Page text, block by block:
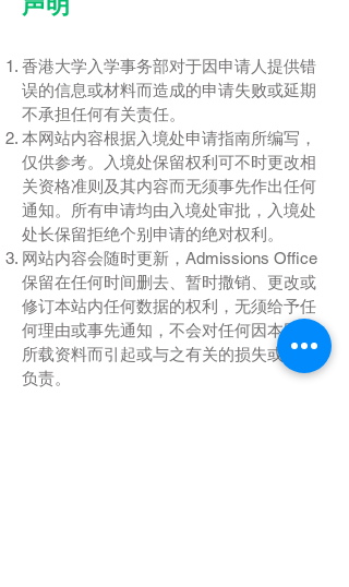
香港大学入学事务部对于因申请人提供错
误的信息或材料而造成的申请失败或延期
不承担任何有关责任。
本网站内容根据入境处申请指南所编写，
仅供参考。入境处保留权利可不时更改相
关资格准则及其内容而无须事先作出任何
通知。所有申请均由入境处审批，入境处
处长保留拒绝个别申请的绝对权利。
网站内容会随时更新，Admissions Office
保留在任何时间删去、暂时撒销、更改或
修订本站内任何数据的权利，无须给予任
何理由或事先通知，不会对任何因本网站
所载资料而引起或与之有关的损失或损害
负责。